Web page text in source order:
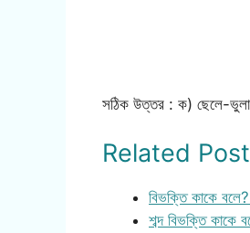
সঠিক উত্তর : ক) ছেলে-
Related
বিভক্তি কাকে বলে?
শব্দ বিভক্তি কাকে